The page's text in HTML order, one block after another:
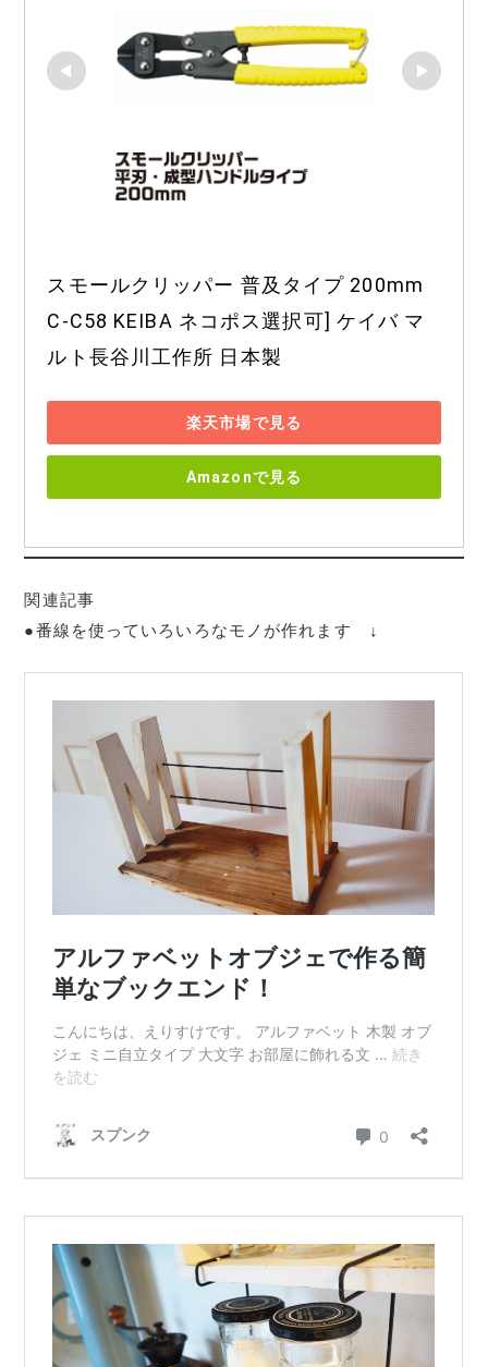
スモールクリッパー 普及タイプ 200mm
C-C58 KEIBA ネコポス選択可] ケイバ マ
ルト長谷川工作所 日本製
楽天市場で見る
Amazonで見る
関連記事
●番線を使っていろいろなモノが作れます ↓